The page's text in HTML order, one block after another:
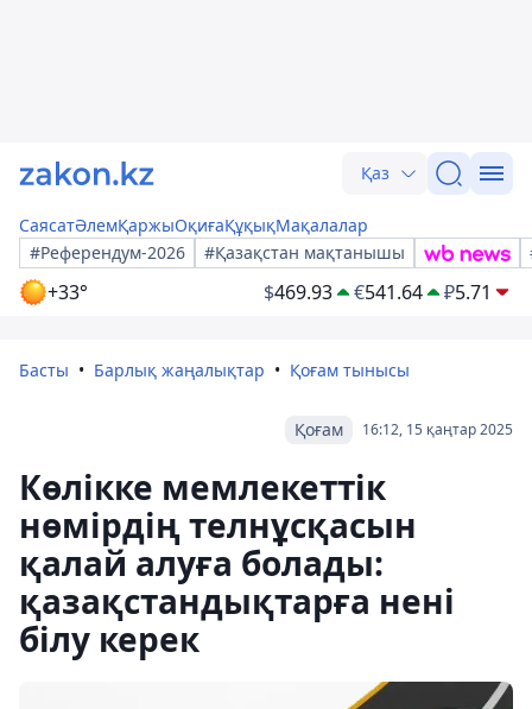
Қаз
СаясатӘлемҚаржыОқиғаҚұқықМақалалар
#Референдум-2026
#Қазақстан мақтанышы
+33° $469.93 €541.64 ₽5.71
Басты Барлық жаңалықтар Қоғам тынысы
16:12, 15 қаңтар 2025
Қоғам
Көлікке мемлекеттік
нөмірдің телнұсқасын
қалай алуға болады:
қазақстандықтарға нені
білу керек